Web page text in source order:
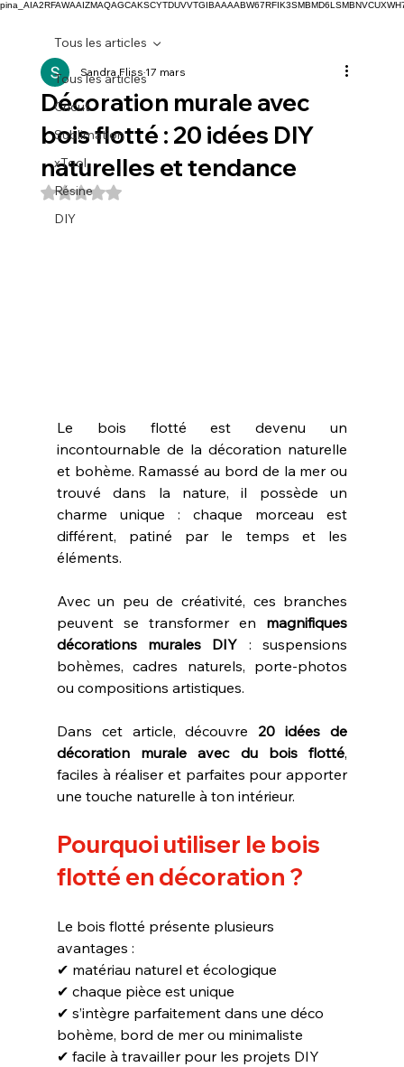
Tous les articles
Cricut
Sublimation
xTool
Résine
DIY
Tous les articles
Décoration murale avec
bois flotté : 20 idées DIY
naturelles et tendance
Sandra Fliss17 mars
Noté NaN étoiles sur 5.
Le bois flotté est devenu un
incontournable de la décoration naturelle
et bohème. Ramassé au bord de la mer ou
trouvé dans la nature, il possède un
charme unique : chaque morceau est
différent, patiné par le temps et les
éléments.
Avec un peu de créativité, ces branches
peuvent se transformer en magnifiques
décorations murales DIY : suspensions
bohèmes, cadres naturels, porte-photos
ou compositions artistiques.
Dans cet article, découvre 20 idées de
décoration murale avec du bois flotté,
faciles à réaliser et parfaites pour apporter
une touche naturelle à ton intérieur.
Pourquoi utiliser le bois
flotté en décoration ?
Le bois flotté présente plusieurs
avantages :
✔ matériau naturel et écologique
✔ chaque pièce est unique
✔ s’intègre parfaitement dans une déco
bohème, bord de mer ou minimaliste
✔ facile à travailler pour les projets DIY